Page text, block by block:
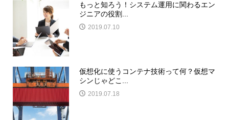
もっと知ろう！システム運用に関わるエン
ジニアの役割...
2019.07.10
仮想化に使うコンテナ技術って何？仮想マ
シンじゃどこ...
2019.07.18